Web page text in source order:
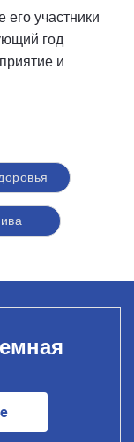
участники
год
и